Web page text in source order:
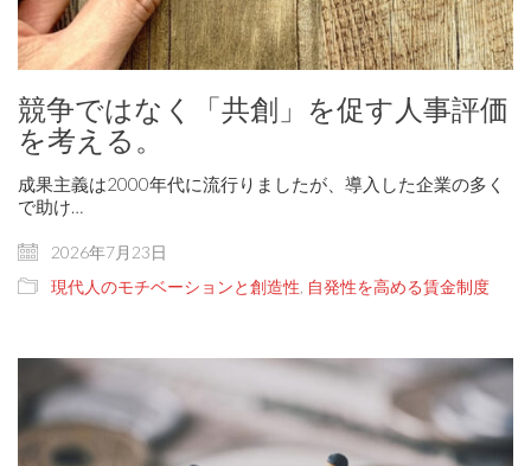
競争ではなく「共創」を促す人事評価
を考える。
成果主義は2000年代に流行りましたが、導入した企業の多く
で助け…
2026年7月23日
現代人のモチベーションと創造性 自発性を高める賃金制度